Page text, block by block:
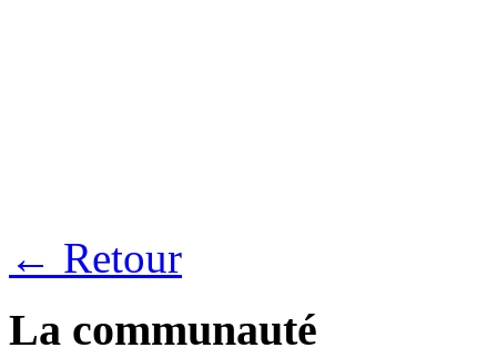
← Retour
La communauté